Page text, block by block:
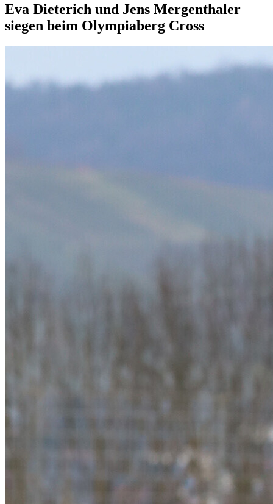
Eva Dieterich und Jens Mergenthaler
siegen beim Olympiaberg Cross